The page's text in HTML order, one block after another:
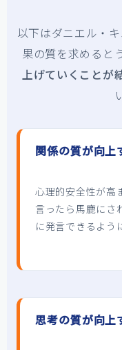
以下はダニエル・
果の質を求めると
上げていくことが
関係の質が向
心理的安全性が高
言ったら馬鹿にさ
に発言できるよう
思考の質が向上